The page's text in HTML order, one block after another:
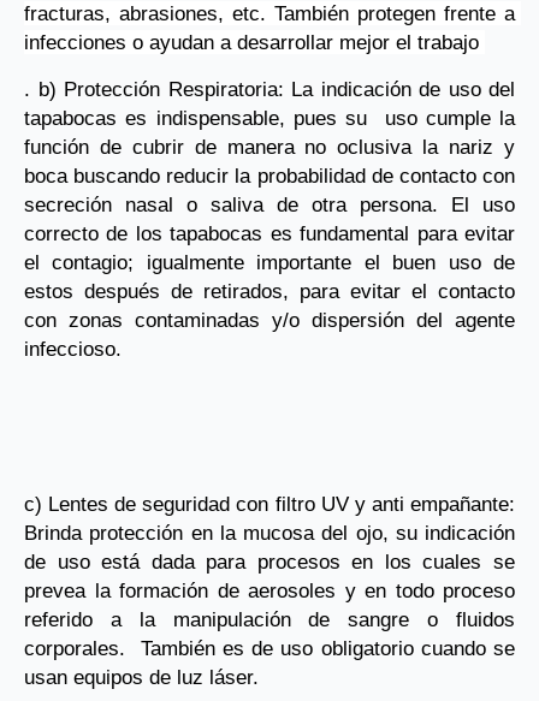
fracturas, abrasiones, etc. También protegen frente a
infecciones o ayudan a desarrollar mejor el trabajo
. b) Protección Respiratoria: La indicación de uso del
tapabocas es indispensable, pues su  uso cumple la
función de cubrir de manera no oclusiva la nariz y
boca buscando reducir la probabilidad de contacto con
secreción nasal o saliva de otra persona. El uso
correcto de los tapabocas es fundamental para evitar
el contagio; igualmente importante el buen uso de
estos después de retirados, para evitar el contacto
con zonas contaminadas y/o dispersión del agente
infeccioso.
c) Lentes de seguridad con filtro UV y anti empañante:
Brinda protección en la mucosa del ojo, su indicación
de uso está dada para procesos en los cuales se
prevea la formación de aerosoles y en todo proceso
referido a la manipulación de sangre o fluidos
corporales.  También es de uso obligatorio cuando se
usan equipos de luz láser.